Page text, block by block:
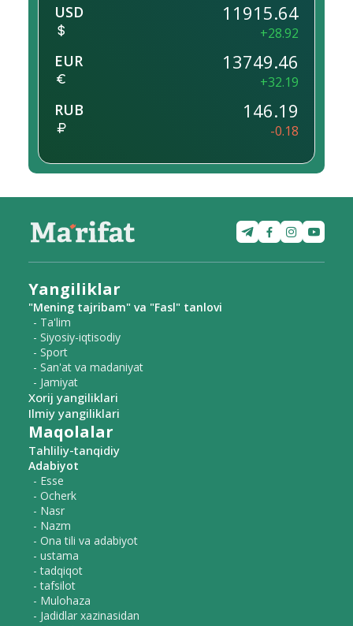
USD 11915.64
+28.92
EUR 13749.46
+32.19
RUB 146.19
-0.18
Yangiliklar
"Mening tajribam" va "Fasl" tanlovi
- Ta'lim
- Siyosiy-iqtisodiy
- Sport
- San'at va madaniyat
- Jamiyat
Xorij yangiliklari
Ilmiy yangiliklari
Maqolalar
Tahliliy-tanqidiy
Adabiyot
- Esse
- Ocherk
- Nasr
- Nazm
- Ona tili va adabiyot
- ustama
- tadqiqot
- tafsilot
- Mulohaza
- Jadidlar xazinasidan